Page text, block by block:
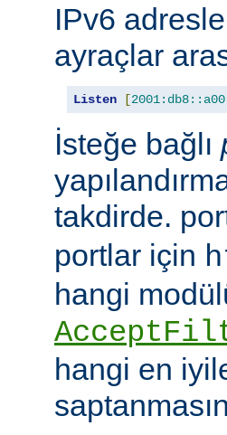
IPv6
ayraçlar
Listen [
İsteğe bağlı
takdirde.
portlar için
hangi
hangi en